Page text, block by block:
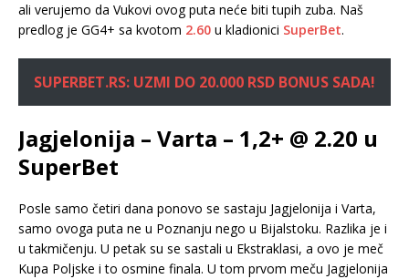
ali verujemo da Vukovi ovog puta neće biti tupih zuba. Naš
predlog je GG4+ sa kvotom 2.60 u kladionici SuperBet.
SUPERBET.RS: UZMI DO 20.000 RSD BONUS SADA!
Jagjelonija – Varta – 1,2+ @ 2.20 u
SuperBet
Posle samo četiri dana ponovo se sastaju Jagjelonija i Varta,
samo ovoga puta ne u Poznanju nego u Bijalstoku. Razlika je i
u takmičenju. U petak su se sastali u Ekstraklasi, a ovo je meč
Kupa Poljske i to osmine finala. U tom prvom meču Jagjelonija